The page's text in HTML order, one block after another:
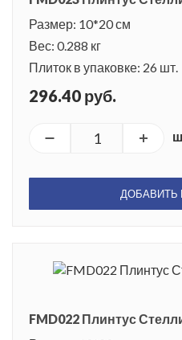
Размер: 10*20 см
Вес: 0.288 кг
Плиток в упаковке: 26 шт.
296.40 руб.
ДОБАВИТЬ
FMD022 Плинтус